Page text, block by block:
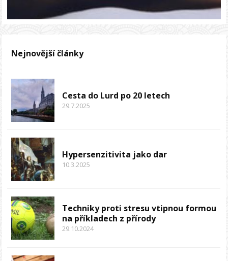
Nejnovější články
Cesta do Lurd po 20 letech
29.7.2025
Hypersenzitivita jako dar
10.3.2025
Techniky proti stresu vtipnou formou
na příkladech z přírody
29.10.2024